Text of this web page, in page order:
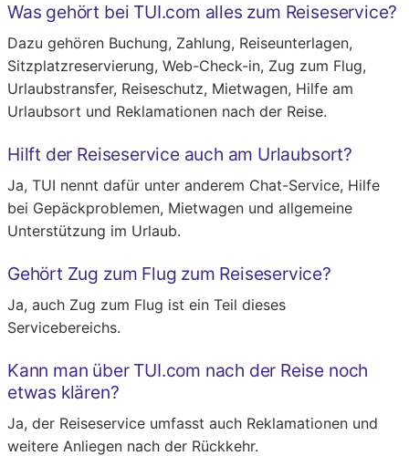
Was gehört bei TUI.com alles zum Reiseservice?
Dazu gehören Buchung, Zahlung, Reiseunterlagen,
Sitzplatzreservierung, Web-Check-in, Zug zum Flug,
Urlaubstransfer, Reiseschutz, Mietwagen, Hilfe am
Urlaubsort und Reklamationen nach der Reise.
Hilft der Reiseservice auch am Urlaubsort?
Ja, TUI nennt dafür unter anderem Chat-Service, Hilfe
bei Gepäckproblemen, Mietwagen und allgemeine
Unterstützung im Urlaub.
Gehört Zug zum Flug zum Reiseservice?
Ja, auch Zug zum Flug ist ein Teil dieses
Servicebereichs.
Kann man über TUI.com nach der Reise noch
etwas klären?
Ja, der Reiseservice umfasst auch Reklamationen und
weitere Anliegen nach der Rückkehr.